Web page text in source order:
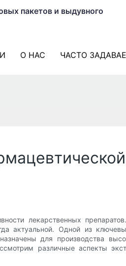
пакетов и выдувного
О НАС ЧАСТО
лекарственных
актуальной. Одной из
для производства
различные аспекты